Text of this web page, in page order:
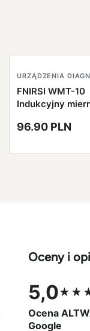
URZĄDZENIA
FNIRSI WMT-10
Indukcyjny
96.90 PLN
Oceny i
5,0
Ocena 5,0
Ocena
Google